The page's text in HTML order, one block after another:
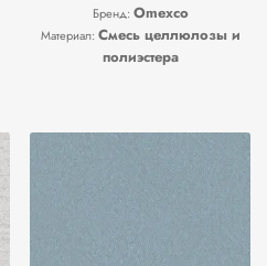
Бренд: Omexco
Материал: Смесь целлюлозы и
полиэстера